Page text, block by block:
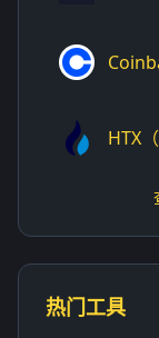
HTX
热门工具